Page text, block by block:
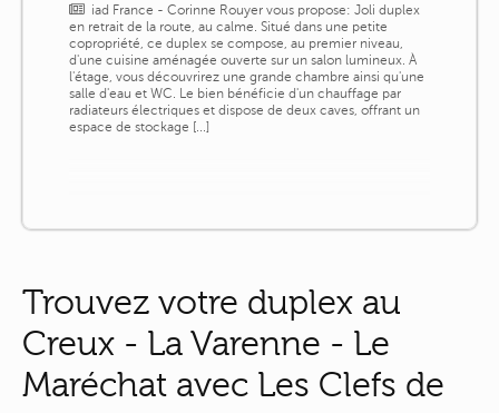
iad France - Corinne Rouyer vous propose: Joli duplex
en retrait de la route, au calme. Situé dans une petite
copropriété, ce duplex se compose, au premier niveau,
d'une cuisine aménagée ouverte sur un salon lumineux. À
l'étage, vous découvrirez une grande chambre ainsi qu'une
salle d'eau et WC. Le bien bénéficie d'un chauffage par
radiateurs électriques et dispose de deux caves, offrant un
espace de stockage [...]
Trouvez votre duplex au
Creux - La Varenne - Le
Maréchat avec Les Clefs de